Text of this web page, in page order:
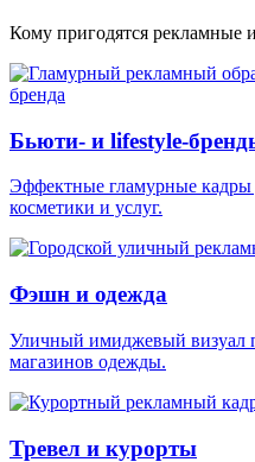
Кому пригодятся рекламные
Бьюти- и lifestyle-
Эффектные гламурные
косметики и услуг.
Фэшн и одежда
Уличный имиджевый визуал
магазинов одежды.
Тревел и курорты